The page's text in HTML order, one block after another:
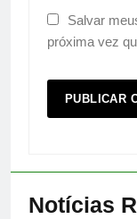
Salvar
próxima vez
Notícias